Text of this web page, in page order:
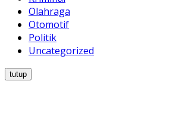
Olahraga
Otomotif
Politik
Uncategorized
tutup